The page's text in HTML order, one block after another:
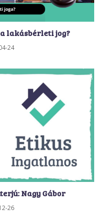
lakásbérleti jog?
24
Nagy Gábor
26